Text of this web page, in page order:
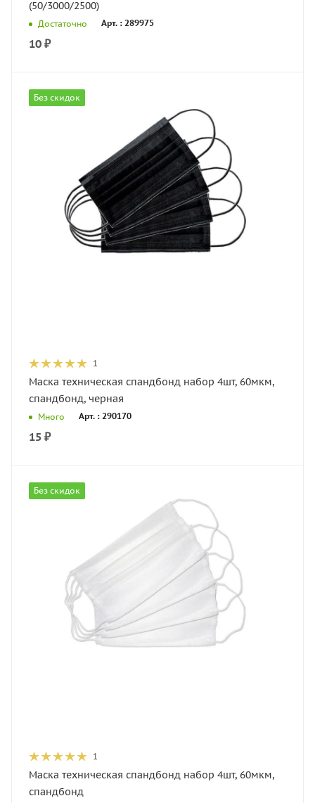
(50/3000/2500)
Достаточно Арт. : 289975
10 ₽
Без скидок
1
Маска техническая спандбонд набор 4шт, 60мкм,
спандбонд, черная
Много Арт. : 290170
15 ₽
Без скидок
1
Маска техническая спандбонд набор 4шт, 60мкм,
спандбонд